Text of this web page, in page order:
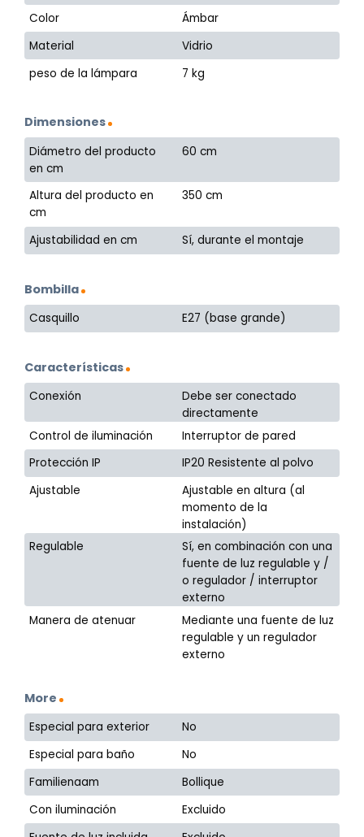
Color
Ámbar
Material
Vidrio
peso de la lámpara
7 kg
Dimensiones
Diámetro del producto
en cm
60 cm
Altura del producto en
cm
350 cm
Ajustabilidad en cm Sí, durante el montaje
Bombilla
Casquillo E27 (base grande)
Características
Conexión
Debe ser conectado
directamente
Control de iluminación
Interruptor de pared
Protección IP
IP20 Resistente al polvo
Ajustable
Ajustable en altura (al
momento de la
instalación)
Regulable
Sí, en combinación con una
fuente de luz regulable y /
o regulador / interruptor
externo
Manera de atenuar
Mediante una fuente de luz
regulable y un regulador
externo
More
Especial para exterior
No
Especial para baño
No
Familienaam
Bollique
Con iluminación
Excluido